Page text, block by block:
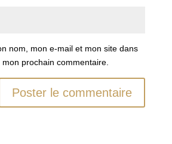
nom, mon e-mail et mon site dans
prochain commentaire.